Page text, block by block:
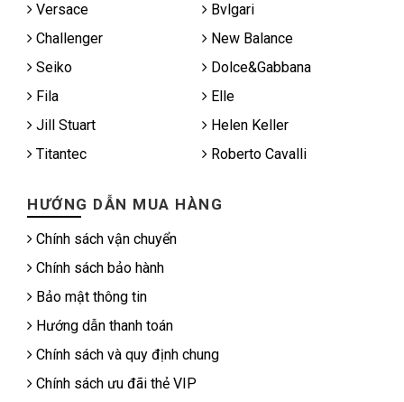
Versace
Bvlgari
Challenger
New Balance
Seiko
Dolce&Gabbana
Fila
Elle
Jill Stuart
Helen Keller
Titantec
Roberto Cavalli
HƯỚNG DẪN MUA HÀNG
Chính sách vận chuyển
Chính sách bảo hành
Bảo mật thông tin
Hướng dẫn thanh toán
Chính sách và quy định chung
Chính sách ưu đãi thẻ VIP